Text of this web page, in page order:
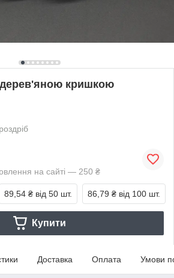
кришкою
на сайті — 250 ₴
89,54 ₴ від 50 шт. 86,79 ₴ від 100 шт.
Купити
Доставка Оплата Умови